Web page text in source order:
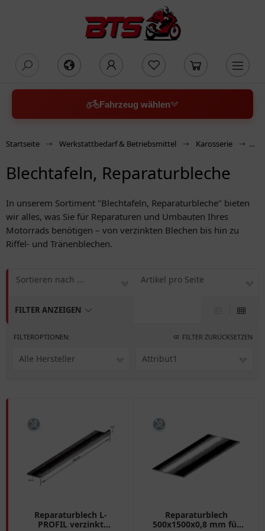
Fahrzeug wählen
Startseite Werkstattbedarf & Betriebsmittel Karosserie
Blechtafeln, Reparaturbleche
In unserem Sortiment "Blechtafeln, Reparaturbleche" bieten
wir alles, was Sie für Reparaturen und Umbauten Ihres
Motorrads benötigen – von verzinkten Blechen bis hin zu
Riffel- und Tränenblechen.
FILTER ANZEIGEN
Sortieren nach ... Artikel pro Seite
FILTEROPTIONEN: FILTER ZURÜCKSETZEN
Alle Hersteller Attribut1
Reparaturblech L-
PROFIL verzinkt
Reparaturblech
500x1500x0,8 mm für